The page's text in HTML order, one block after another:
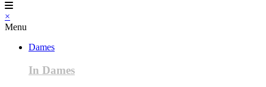
×
Menu
Dames
In Dames